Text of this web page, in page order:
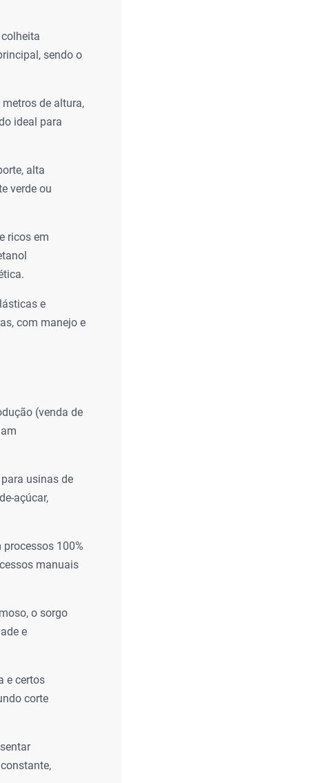
sendo o
de altura,
ideal para
alta
verde ou
ricos em
e
com manejo e
(venda de
usinas de
açúcar,
100%
manuais
o sorgo
e
e certos
corte